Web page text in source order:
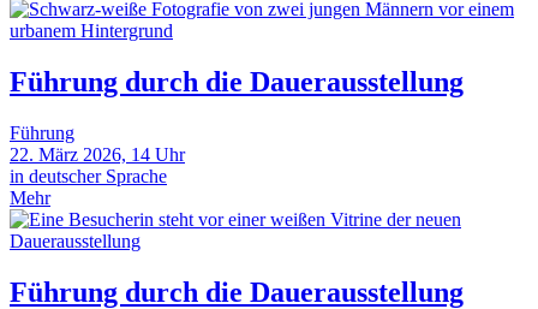
Führung durch die Dauerausstellung
Führung
22. März 2026, 14 Uhr
in deutscher Sprache
Mehr
Führung durch die Dauerausstellung